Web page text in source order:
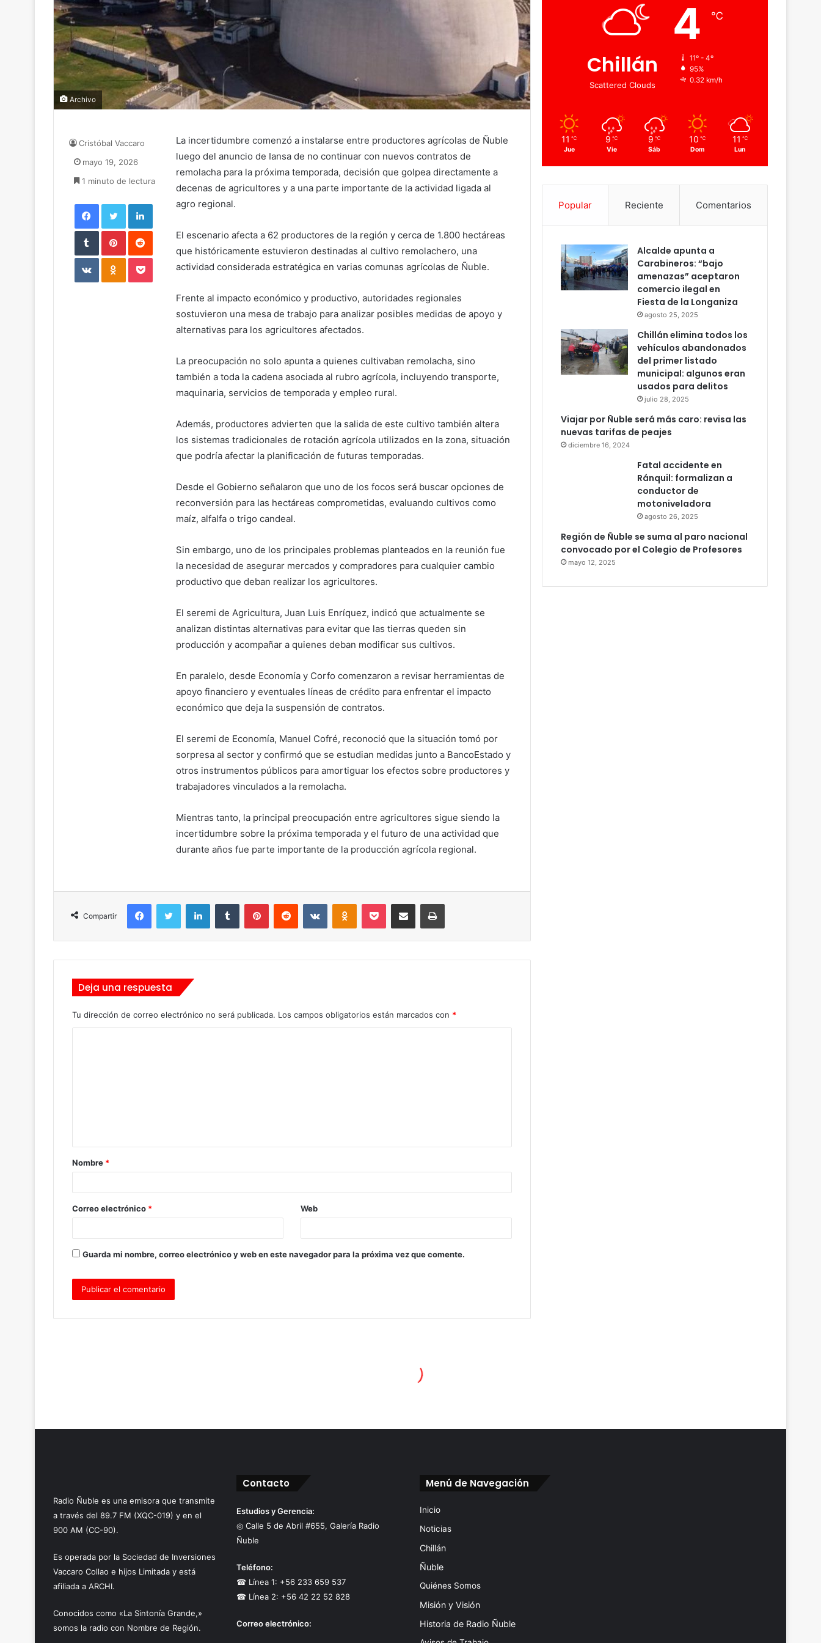
Archivo
La incertidumbre comenzó a instalarse entre productores agrícolas de Ñuble
luego del anuncio de Iansa de no continuar con nuevos contratos de
remolacha para la próxima temporada, decisión que golpea directamente a
decenas de agricultores y a una parte importante de la actividad ligada al
agro regional.
El escenario afecta a 62 productores de la región y cerca de 1.800 hectáreas
que históricamente estuvieron destinadas al cultivo remolachero, una
actividad considerada estratégica en varias comunas agrícolas de Ñuble.
Frente al impacto económico y productivo, autoridades regionales
sostuvieron una mesa de trabajo para analizar posibles medidas de apoyo y
alternativas para los agricultores afectados.
La preocupación no solo apunta a quienes cultivaban remolacha, sino
también a toda la cadena asociada al rubro agrícola, incluyendo transporte,
maquinaria, servicios de temporada y empleo rural.
Además, productores advierten que la salida de este cultivo también altera
los sistemas tradicionales de rotación agrícola utilizados en la zona, situación
que podría afectar la planificación de futuras temporadas.
Desde el Gobierno señalaron que uno de los focos será buscar opciones de
reconversión para las hectáreas comprometidas, evaluando cultivos como
maíz, alfalfa o trigo candeal.
Sin embargo, uno de los principales problemas planteados en la reunión fue
la necesidad de asegurar mercados y compradores para cualquier cambio
productivo que deban realizar los agricultores.
El seremi de Agricultura, Juan Luis Enríquez, indicó que actualmente se
analizan distintas alternativas para evitar que las tierras queden sin
producción y acompañar a quienes deban modificar sus cultivos.
En paralelo, desde Economía y Corfo comenzaron a revisar herramientas de
apoyo financiero y eventuales líneas de crédito para enfrentar el impacto
económico que deja la suspensión de contratos.
El seremi de Economía, Manuel Cofré, reconoció que la situación tomó por
sorpresa al sector y confirmó que se estudian medidas junto a BancoEstado y
otros instrumentos públicos para amortiguar los efectos sobre productores y
trabajadores vinculados a la remolacha.
Mientras tanto, la principal preocupación entre agricultores sigue siendo la
incertidumbre sobre la próxima temporada y el futuro de una actividad que
durante años fue parte importante de la producción agrícola regional.
Cristóbal Vaccaro
mayo 19, 2026
1 minuto de lectura
Facebook Twitter LinkedIn
Tumblr Pinterest Reddit
VKontakte Odnoklassniki Pocket
Compartir
Deja una respuesta
Tu dirección de correo electrónico no será publicada. Los campos obligatorios están marcados con *
a
r
*
Nombre *
Correo electrónico * Web
Guarda mi nombre, correo electrónico y web en este navegador para la próxima vez que comente.
Chillán
Scattered Clouds
4 ℃
11º - 4º
95%
0.32 km/h
11 ℃
Jue
9 ℃
Vie
9 ℃
Sáb
10 ℃
Dom
11 ℃
Lun
Popular Reciente Comentarios
Alcalde apunta a
Carabineros: “bajo
amenazas” aceptaron
comercio ilegal en
Fiesta de la Longaniza
agosto 25, 2025
Chillán elimina todos los
vehículos abandonados
del primer listado
municipal: algunos eran
usados para delitos
julio 28, 2025
Viajar por Ñuble será más caro: revisa las
nuevas tarifas de peajes
diciembre 16, 2024
Fatal accidente en
Ránquil: formalizan a
conductor de
motoniveladora
agosto 26, 2025
Región de Ñuble se suma al paro nacional
convocado por el Colegio de Profesores
mayo 12, 2025
Radio Ñuble es una emisora que transmite
a través del 89.7 FM (XQC-019) y en el
900 AM (CC-90).
Es operada por la Sociedad de Inversiones
Vaccaro Collao e hijos Limitada y está
afiliada a ARCHI.
Conocidos como «La Sintonía Grande,»
somos la radio con Nombre de Región.
Contacto
Estudios y Gerencia:
◎ Calle 5 de Abril #655, Galería Radio
Ñuble
Teléfono:
☎ Línea 1: +56 233 659 537
☎ Línea 2: +56 42 22 52 828
Correo electrónico:
Menú de Navegación
Inicio
Noticias
Chillán
Ñuble
Quiénes Somos
Misión y Visión
Historia de Radio Ñuble